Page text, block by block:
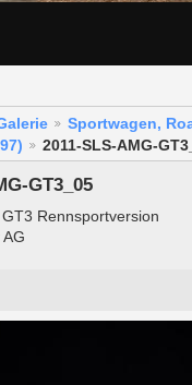
Sportwagen,
2011-SLS-AMG-
GT3_05
Rennsportversion